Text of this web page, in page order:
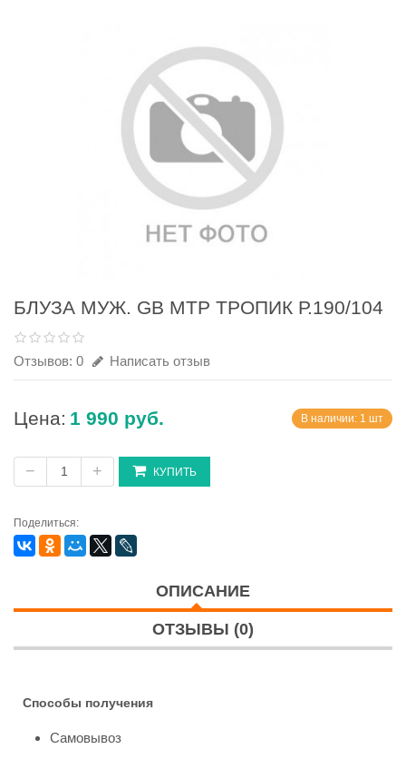
БЛУЗА МУЖ. GB МТР ТРОПИК Р.190/104
Отзывов: 0 Написать отзыв
Цена: 1 990 руб. В наличии: 1 шт
− + КУПИТЬ
Поделиться:
ОПИСАНИЕ
ОТЗЫВЫ (0)
Способы получения
Самовывоз